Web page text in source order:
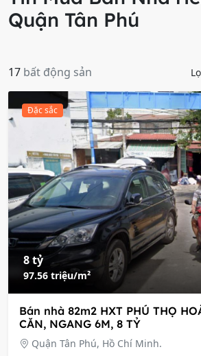
Quận Tân Phú
17 bất động sản
Đặc sắc
8 tỷ
97.56 triệu/m²
Bán nhà 82m2 HXT PHÚ THỌ
CĂN, NGANG 6M, 8 TỶ
Quận Tân Phú, Hồ Chí Minh.